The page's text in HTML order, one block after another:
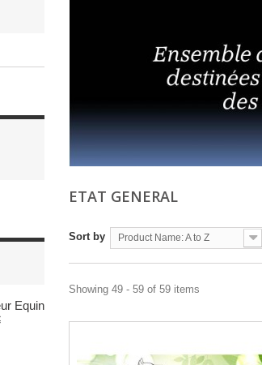
Equin
ETAT GENERAL
Sort by Product Name: A to Z
Showing 49 - 59 of 59 items